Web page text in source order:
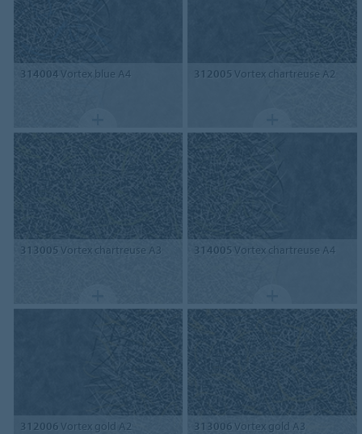
314004 Vortex blue A4 312005 Vortex chartreuse A2
313005 Vortex chartreuse A3 314005 Vortex chartreuse A4
312006 Vortex gold A2 313006 Vortex gold A3